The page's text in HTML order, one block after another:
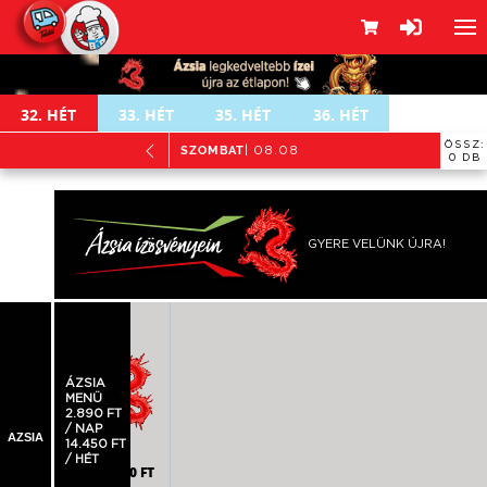
32. HÉT 33. HÉT 35. HÉT 36. HÉT
SZOMBAT | 08.08
ÖSSZ:
0 DB
GYERE VELÜNK ÚJRA!
AZSIA
ÁZSIA
MENÜ
2.890 FT
/ NAP
14.450 FT
/ HÉT
2.790 FT